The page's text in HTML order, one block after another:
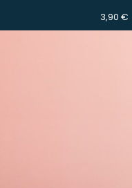
3,90 €